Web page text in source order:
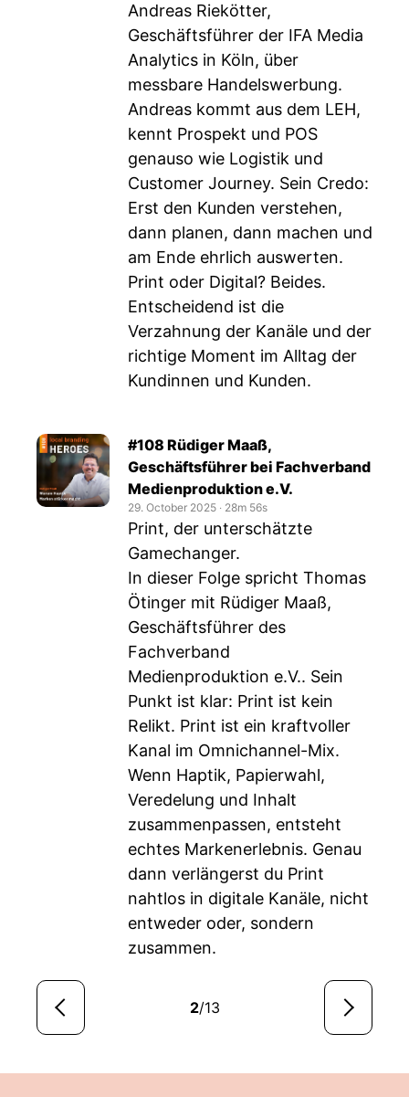
Andreas Riekötter,
Geschäftsführer der IFA Media
Analytics in Köln, über
messbare Handelswerbung.
Andreas kommt aus dem LEH,
kennt Prospekt und POS
genauso wie Logistik und
Customer Journey. Sein Credo:
Erst den Kunden verstehen,
dann planen, dann machen und
am Ende ehrlich auswerten.
Print oder Digital? Beides.
Entscheidend ist die
Verzahnung der Kanäle und der
richtige Moment im Alltag der
Kundinnen und Kunden.
#108 Rüdiger Maaß,
Geschäftsführer bei Fachverband
Medienproduktion e.V.
29. October 2025 ‧ 28m 56s
Print, der unterschätzte
Gamechanger.
In dieser Folge spricht Thomas
Ötinger mit Rüdiger Maaß,
Geschäftsführer des
Fachverband
Medienproduktion e.V.. Sein
Punkt ist klar: Print ist kein
Relikt. Print ist ein kraftvoller
Kanal im Omnichannel-Mix.
Wenn Haptik, Papierwahl,
Veredelung und Inhalt
zusammenpassen, entsteht
echtes Markenerlebnis. Genau
dann verlängerst du Print
nahtlos in digitale Kanäle, nicht
entweder oder, sondern
zusammen.
2/13